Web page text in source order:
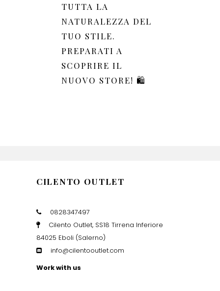
TUTTA LA
NATURALEZZA DEL
TUO STILE.
PREPARATI A
SCOPRIRE IL
NUOVO STORE! 🛍️
CILENTO OUTLET
0828347497
Cilento Outlet, SS18 Tirrena Inferiore
84025 Eboli (Salerno)
info@cilentooutlet.com
Work with us